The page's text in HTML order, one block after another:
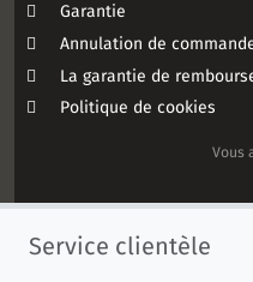
Garantie
Annulation de
La garantie de
Politique de cookies
Vous
Service clientèle